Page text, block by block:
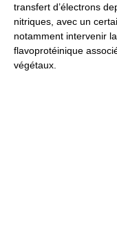
transfert d’électrons
nitriques, avec un
notamment intervenir
flavoprotéinique
végétaux.